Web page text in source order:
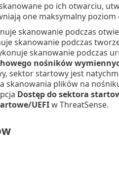
po ich otwarciu,
one maksymalny
skanowanie podczas
skanowanie podczas
skanowanie podczas
nośników
sektor startowy jest
skanowania plików na
Dostęp do sektora
UEFIw ThreatSense.